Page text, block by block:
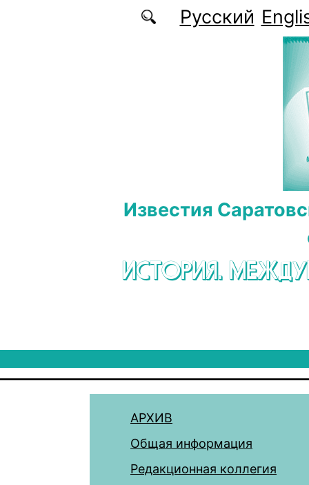
Перейти к основному содержаниюРусский
Известия
ИСТОРИЯ.
АРХИВ
Общая информация
Редакционная коллегия